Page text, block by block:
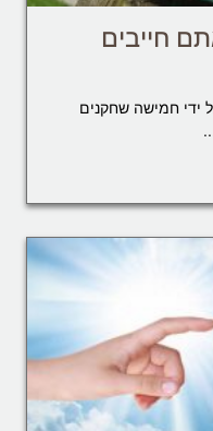
חייבים
ידי חמישה שחקנים